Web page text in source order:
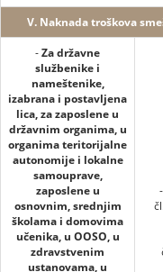
V. Naknada troškova
-Za državne
službenike i
nameštenike,
izabrana i postavljena
lica, za zaposlene u
državnim organima, u
organima teritorijalne
autonomije i lokalne
samouprave,
zaposlene u
osnovnim, srednjim
školama i domovima
učenika, u OOSO, u
zdravstvenim
ustanovama, u